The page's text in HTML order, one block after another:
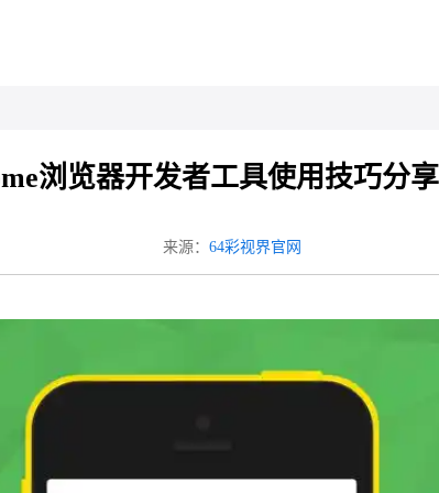
浏览器开发者工具使用技巧分享
来源： 64彩视界官网